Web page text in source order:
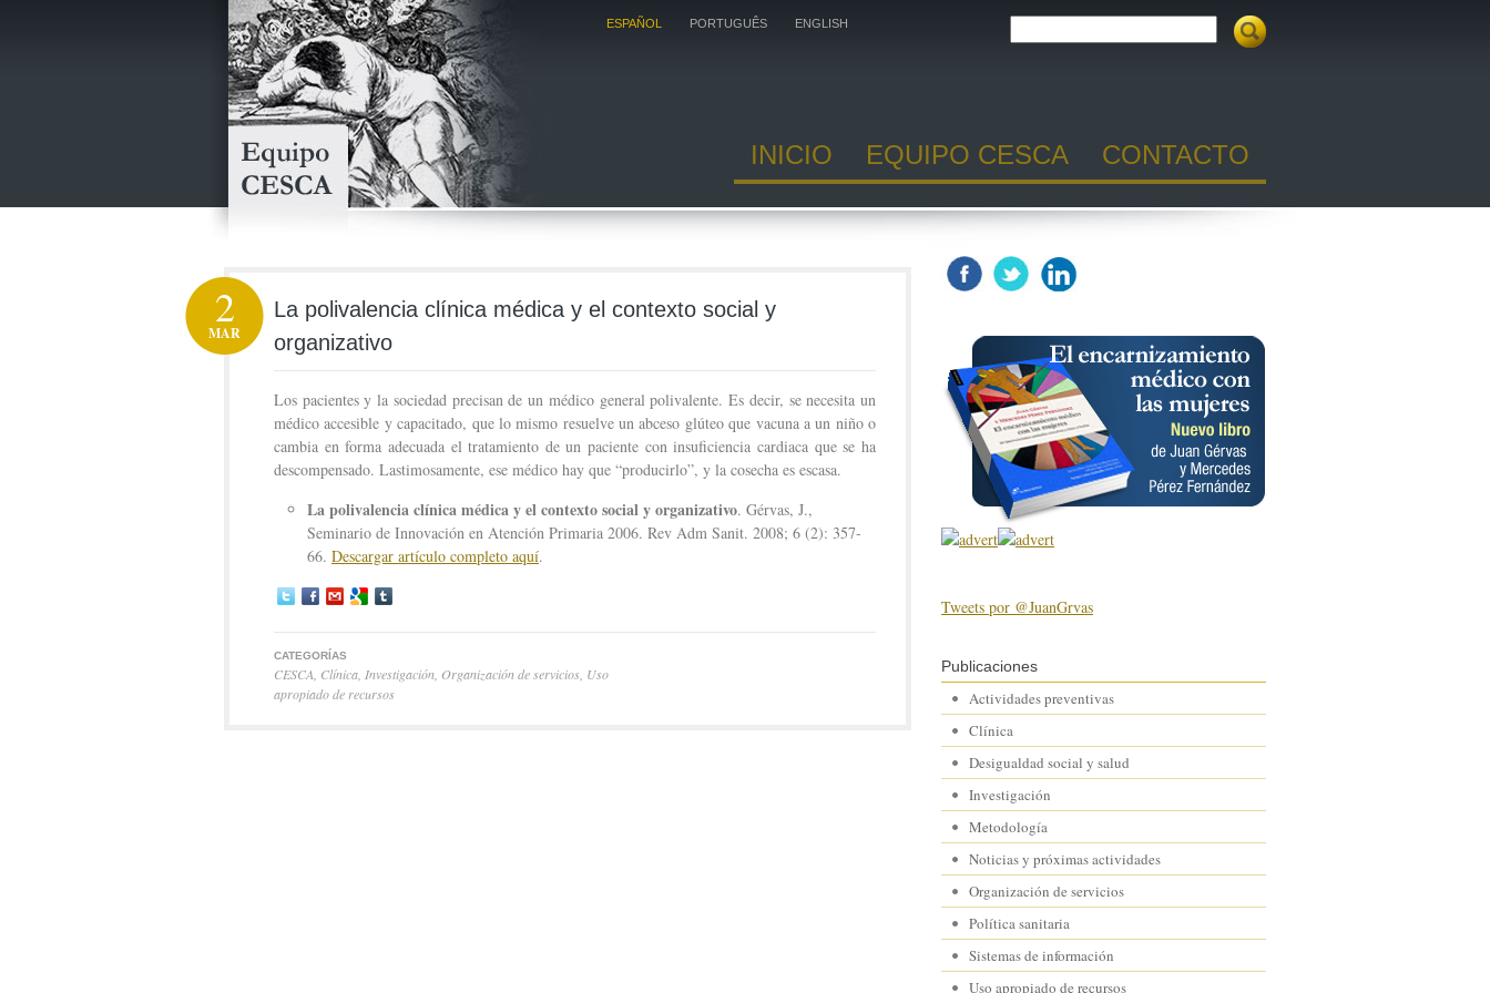
ESPAÑOL PORTUGUÊS ENGLISH
INICIO EQUIPO CESCA CONTACTO
La polivalencia clínica médica y el contexto social y
organizativo
2
MAR
Los pacientes y la sociedad precisan de un médico general polivalente. Es decir, se necesita un
médico accesible y capacitado, que lo mismo resuelve un abceso glúteo que vacuna a un niño o
cambia en forma adecuada el tratamiento de un paciente con insuficiencia cardiaca que se ha
descompensado. Lastimosamente, ese médico hay que “producirlo”, y la cosecha es escasa.
La polivalencia clínica médica y el contexto social y organizativo. Gérvas, J.,
Seminario de Innovación en Atención Primaria 2006. Rev Adm Sanit. 2008; 6 (2): 357-
66. Descargar artículo completo aquí.
CATEGORÍAS
CESCA Clínica Investigación Organización de servicios Uso
apropiado de recursos
Tweets por @JuanGrvas
Publicaciones
Actividades preventivas
Clínica
Desigualdad social y salud
Investigación
Metodología
Noticias y próximas actividades
Organización de servicios
Política sanitaria
Sistemas de información
Uso apropiado de recursos